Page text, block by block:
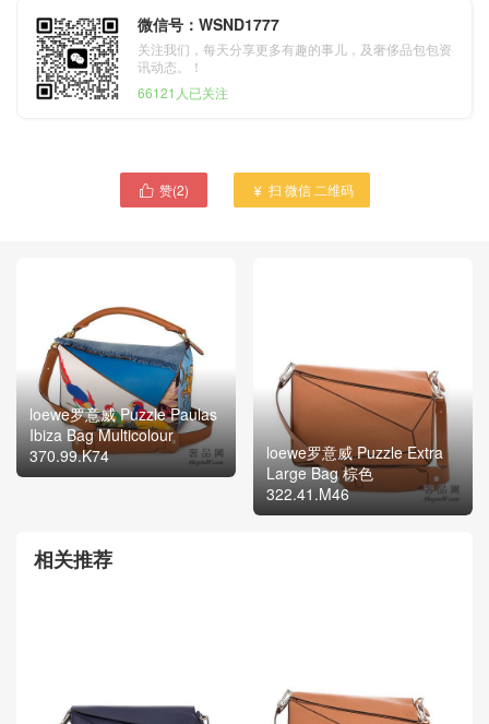
微信号：WSND1777
关注我们，每天分享更多有趣的事儿，及奢侈品包包资
讯动态。！
66121人已关注
 赞(2)  扫 微信 二维码
loewe罗意威 Puzzle Paulas
Ibiza Bag Multicolour
370.99.K74
loewe罗意威 Puzzle Extra
Large Bag 棕色
322.41.M46
相关推荐